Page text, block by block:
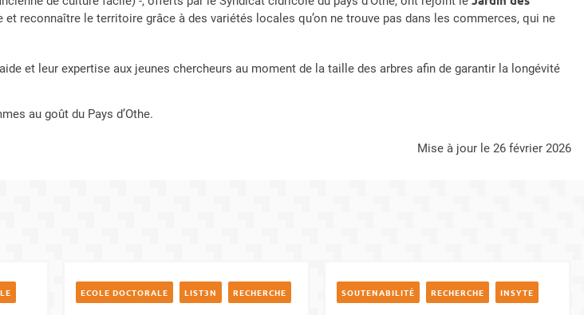
reconnaître le territoire grâce à des variétés locales qu’on ne trouve pas dans les commerces, qui ne
et leur expertise aux jeunes chercheurs au moment de la taille des arbres afin de garantir la longévité
au goût du Pays d’Othe.
mise à jour le 26 février 2026
ECOLE DOCTORALE LIST3N RECHERCHE SOUTENABILITÉ RECHERCHE INSYTE